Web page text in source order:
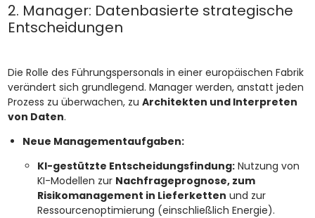
2. Manager: Datenbasierte strategische
Entscheidungen
Die Rolle des Führungspersonals in einer europäischen Fabrik
verändert sich grundlegend. Manager werden, anstatt jeden
Prozess zu überwachen, zu Architekten und Interpreten
von Daten.
Neue Managementaufgaben:
KI-gestützte Entscheidungsfindung:Nutzung von
KI-Modellen zur Nachfrageprognose, zum
Risikomanagement in Lieferketten und zur
Ressourcenoptimierung (einschließlich Energie).